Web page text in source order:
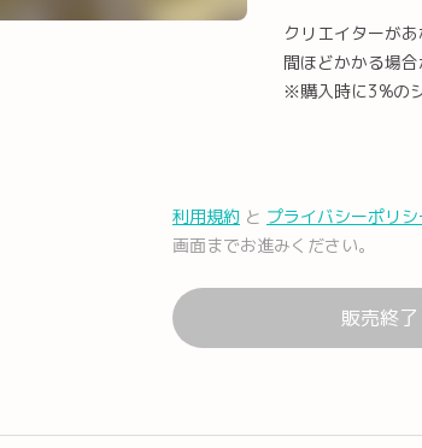
クリエイターが
間ほどかかる場
※購入時に3%の
利用規約 と プライバシーポリシ
画面までお進みください。
販売終了